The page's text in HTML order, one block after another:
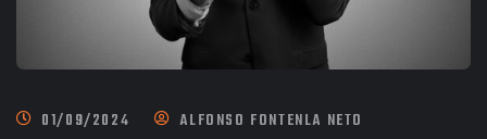
01/09/2024 ALFONSO FONTENLA NETO